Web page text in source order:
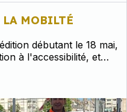
MOBILTÉ
débutant le 18 mai,
à l'accessibilité, et
de ses services :